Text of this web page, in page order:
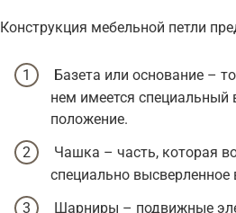
Конструкция мебельной петли
Базета или основание –
нем имеется специальный
положение.
Чашка – часть, которая
специально
Шарниры – подвижные